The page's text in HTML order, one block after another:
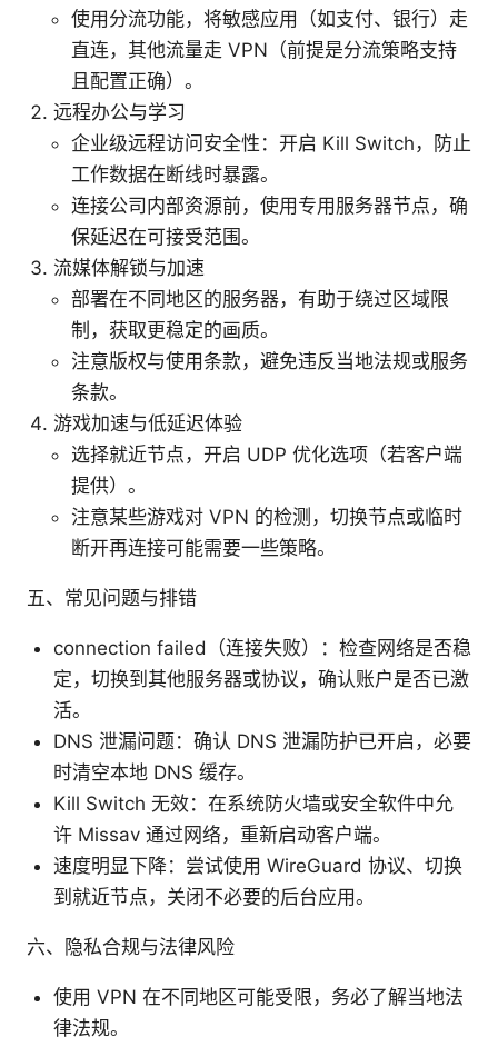
使用分流功能，将敏感应用（如支付、银行）走
直连，其他流量走 VPN（前提是分流策略支持
且配置正确）。
远程办公与学习
企业级远程访问安全性：开启 Kill Switch，防止
工作数据在断线时暴露。
连接公司内部资源前，使用专用服务器节点，确
保延迟在可接受范围。
流媒体解锁与加速
部署在不同地区的服务器，有助于绕过区域限
制，获取更稳定的画质。
注意版权与使用条款，避免违反当地法规或服务
条款。
游戏加速与低延迟体验
选择就近节点，开启 UDP 优化选项（若客户端
提供）。
注意某些游戏对 VPN 的检测，切换节点或临时
断开再连接可能需要一些策略。
五、常见问题与排错
connection failed（连接失败）：检查网络是否稳
定，切换到其他服务器或协议，确认账户是否已激
活。
DNS 泄漏问题：确认 DNS 泄漏防护已开启，必要
时清空本地 DNS 缓存。
Kill Switch 无效：在系统防火墙或安全软件中允
许 Missav 通过网络，重新启动客户端。
速度明显下降：尝试使用 WireGuard 协议、切换
到就近节点，关闭不必要的后台应用。
六、隐私合规与法律风险
使用 VPN 在不同地区可能受限，务必了解当地法
律法规。